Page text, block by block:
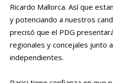
Ricardo Mallorca. Así que
y potenciando a nuestros
precisó que el PDG
regionales y concejales junto
independientes.